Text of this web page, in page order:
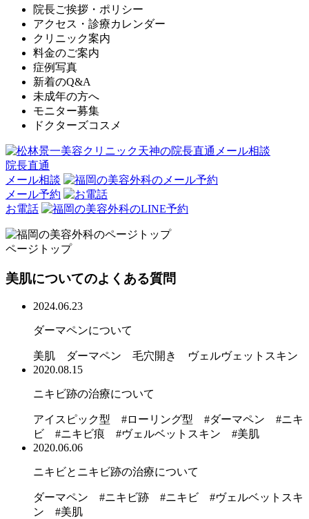
院長ご挨拶・ポリシー
アクセス・診療カレンダー
クリニック案内
料金のご案内
症例写真
新着のQ&A
未成年の方へ
モニター募集
ドクターズコスメ
院長直通
メール相談
メール予約
お電話
ページトップ
美肌についてのよくある質問
2024.06.23
ダーマペンについて
美肌 ダーマペン 毛穴開き ヴェルヴェットスキン
2020.08.15
ニキビ跡の治療について
アイスピック型 #ローリング型 #ダーマペン #ニキ
ビ #ニキビ痕 #ヴェルベットスキン #美肌
2020.06.06
ニキビとニキビ跡の治療について
ダーマペン #ニキビ跡 #ニキビ #ヴェルベットスキ
ン #美肌